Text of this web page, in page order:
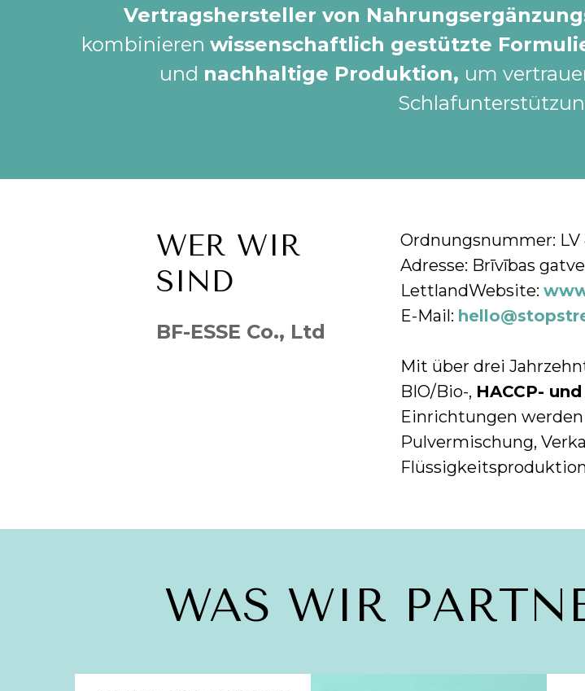
Vertragshersteller von
kombinieren wissenschaftlich gestützte
und nachhaltige Produktion, um
WER WIR
SIND
BF-ESSE Co., Ltd
Ordnungsnummer: LV
Adresse: Brīvības
LettlandWebsite:
E-Mail:
Mit über drei
BIO/Bio-, HACCP-
Einrichtungen
Pulvermischung,
WAS WIR